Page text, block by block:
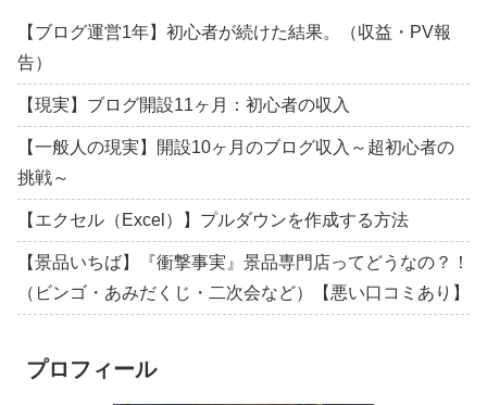
【ブログ運営1年】初心者が続けた結果。（収益・PV報
告）
【現実】ブログ開設11ヶ月：初心者の収入
【一般人の現実】開設10ヶ月のブログ収入～超初心者の
挑戦～
【エクセル（Excel）】プルダウンを作成する方法
【景品いちば】『衝撃事実』景品専門店ってどうなの？！
（ビンゴ・あみだくじ・二次会など）【悪い口コミあり】
プロフィール